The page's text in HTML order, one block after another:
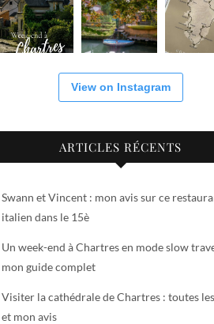
View on Instagram
ARTICLES RÉCENTS
Swann et Vincent : mon avis sur ce
italien dans le 15è
Un week-end à Chartres en mode slow
mon guide complet
Visiter la cathédrale de Chartres : toutes
et mon avis